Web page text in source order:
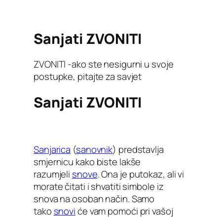
Sanjati ZVONITI
ZVONITI -ako ste nesigurni u svoje
postupke, pitajte za savjet
Sanjati ZVONITI
Sanjarica (sanovnik) predstavlja
smjernicu kako biste lakše
razumjeli snove. Ona je putokaz, ali vi
morate čitati i shvatiti simbole iz
snova na osoban način. Samo
tako snoviće vam pomoći pri vašoj